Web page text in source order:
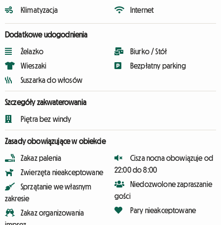
Klimatyzacja
Internet
Dodatkowe udogodnienia
Żelazko
Wieszaki
Suszarka do włosów
Biurko / Stół
Bezpłatny parking
Szczegóły zakwaterowania
Piętra bez windy
Zasady obowiązujące w obiekcie
Zakaz palenia
Zwierzęta nieakceptowane
Sprzątanie we własnym
zakresie
Zakaz organizowania
Cisza nocna obowiązuje od
22:00 do 8:00
Niedozwolone zapraszanie
gości
Pary nieakceptowane